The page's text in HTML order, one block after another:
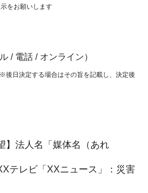
をお願いします
/ 電話 / オンライン）
※後日決定する場合はその旨を記載し、決定後
】法人名「媒体名（あれ
テレビ「XXニュース」：災害